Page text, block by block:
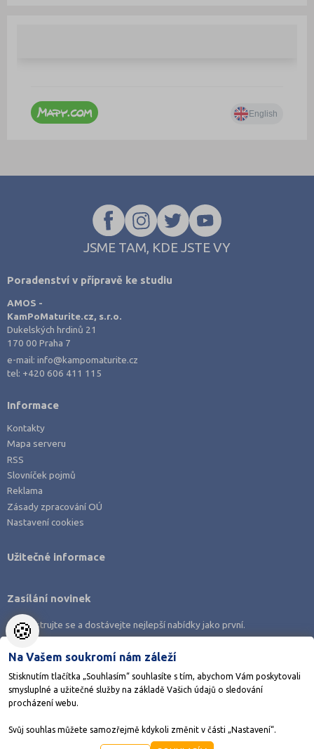
JSME TAM, KDE JSTE VY
Poradenství v přípravě ke studiu
AMOS -
KamPoMaturite.cz, s.r.o.
Dukelských hrdinů 21
170 00 Praha 7
e-mail:info@kampomaturite.cz
tel: +420 606 411 115
Informace
Kontakty
Mapa serveru
RSS
Slovníček pojmů
Reklama
Zásady zpracování OÚ
Nastavení cookies
Stáhněte si aplikaci Adresář škol
Užitečné informace
Zasílání novinek
Zaregistrujte se a dostávejte nejlepší nabídky jako první.
AMOS KamPoMaturite.cz, s.r.o., stránky vytvořilo
🍪
Na Vašem soukromí nám záleží
Stisknutím tlačítka „Souhlasím“ souhlasíte s tím, abychom Vám poskytovali
smysluplné a užitečné služby na základě Vašich údajů o sledování
procházení webu.
Svůj souhlas můžete samozřejmě kdykoli změnit v části „Nastavení“.